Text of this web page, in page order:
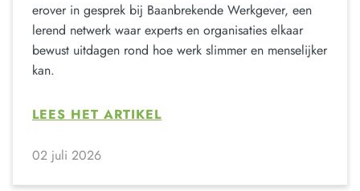
erover in gesprek bij Baanbrekende Werkgever, een
lerend netwerk waar experts en organisaties elkaar
bewust uitdagen rond hoe werk slimmer en menselijker
kan.
LEES HET ARTIKEL
02 juli 2026